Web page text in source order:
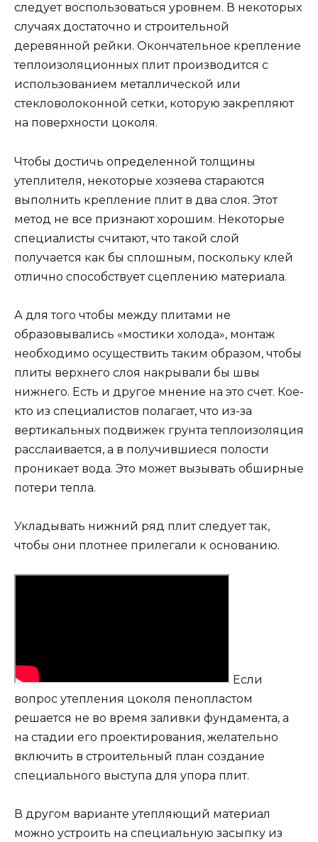
следует воспользоваться уровнем. В некоторых
случаях достаточно и строительной
деревянной рейки. Окончательное крепление
теплоизоляционных плит производится с
использованием металлической или
стекловолоконной сетки, которую закрепляют
на поверхности цоколя.
Чтобы достичь определенной толщины
утеплителя, некоторые хозяева стараются
выполнить крепление плит в два слоя. Этот
метод не все признают хорошим. Некоторые
специалисты считают, что такой слой
получается как бы сплошным, поскольку клей
отлично способствует сцеплению материала.
А для того чтобы между плитами не
образовывались «мостики холода», монтаж
необходимо осуществить таким образом, чтобы
плиты верхнего слоя накрывали бы швы
нижнего. Есть и другое мнение на это счет. Кое-
кто из специалистов полагает, что из-за
вертикальных подвижек грунта теплоизоляция
расслаивается, а в получившиеся полости
проникает вода. Это может вызывать обширные
потери тепла.
Укладывать нижний ряд плит следует так,
чтобы они плотнее прилегали к основанию.
Если
вопрос утепления цоколя пенопластом
решается не во время заливки фундамента, а
на стадии его проектирования, желательно
включить в строительный план создание
специального выступа для упора плит.
В другом варианте утепляющий материал
можно устроить на специальную засыпку из